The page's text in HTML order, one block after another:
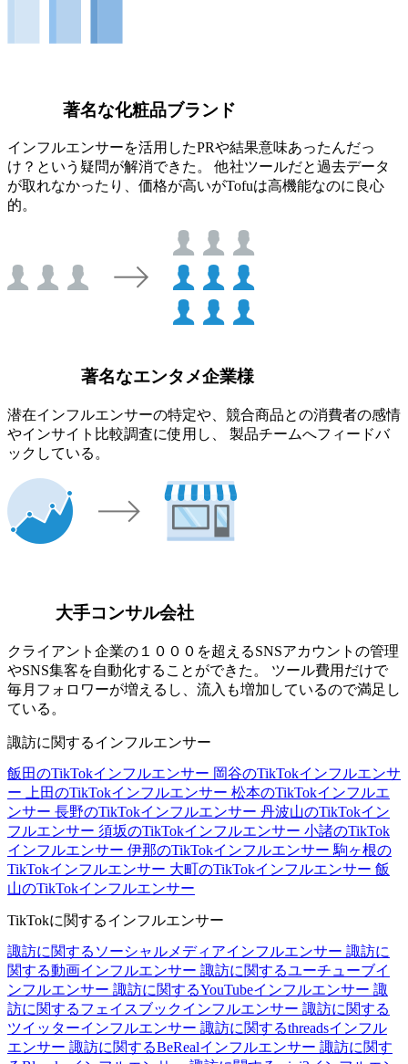
著名な化粧品ブランド
インフルエンサーを活用したPRや結果意味あったんだっ
け？という疑問が解消できた。 他社ツールだと過去データ
が取れなかったり、価格が高いがTofuは高機能なのに良心
的。
著名なエンタメ企業様
潜在インフルエンサーの特定や、競合商品との消費者の感情
やインサイト比較調査に使用し、 製品チームへフィードバ
ックしている。
大手コンサル会社
クライアント企業の１０００を超えるSNSアカウントの管理
やSNS集客を自動化することができた。 ツール費用だけで
毎月フォロワーが増えるし、流入も増加しているので満足し
ている。
諏訪に関するインフルエンサー
飯田のTikTokインフルエンサー 岡谷のTikTokインフルエンサ
ー 上田のTikTokインフルエンサー 松本のTikTokインフルエ
ンサー 長野のTikTokインフルエンサー 丹波山のTikTokイン
フルエンサー 須坂のTikTokインフルエンサー 小諸のTikTok
インフルエンサー 伊那のTikTokインフルエンサー駒ヶ根の
TikTokインフルエンサー 大町のTikTokインフルエンサー 飯
山のTikTokインフルエンサー
TikTokに関するインフルエンサー
諏訪に関するソーシャルメディアインフルエンサー 諏訪に
関する動画インフルエンサー 諏訪に関するユーチューブイ
ンフルエンサー 諏訪に関するYouTubeインフルエンサー 諏
訪に関するフェイスブックインフルエンサー 諏訪に関する
ツイッターインフルエンサー 諏訪に関するthreadsインフル
エンサー 諏訪に関するBeRealインフルエンサー 諏訪に関す